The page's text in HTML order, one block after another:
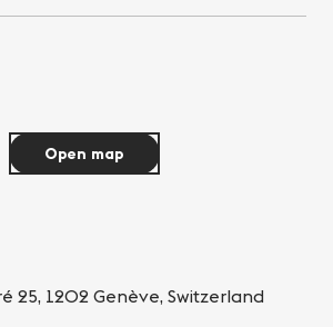
25, 1202 Genève, Switzerland
Open map